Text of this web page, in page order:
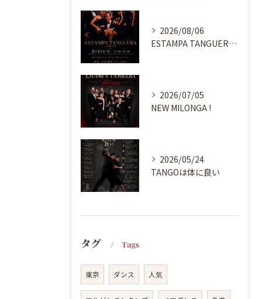
2026/08/06
ESTAMPA TANGUERA MILONGA
2026/07/05
NEW MILONGA !
2026/05/24
TANGOは体に良い
タグ Tags
東京 ダンス 人気